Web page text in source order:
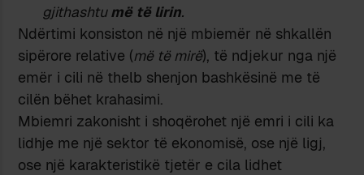
gjithashtumë të lirin.
Ndërtimi konsiston në një mbiemër në shkallën
sipërore relative (më të mirë), të ndjekur nga një
emër i cili në thelb shenjon bashkësinë me të
cilën bëhet krahasimi.
Mbiemri zakonisht i shoqërohet një emri i cili ka
lidhje me një sektor të ekonomisë, ose një ligj,
ose një karakteristikë tjetër e cila lidhet